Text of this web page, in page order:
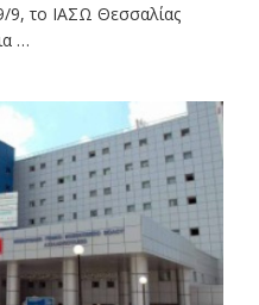
9, το ΙΑΣΩ Θεσσαλίας
…